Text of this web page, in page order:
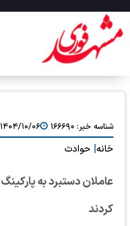
شناسه خبر: ۱۶۶۶۹۰ ۱۴۰۴/۱۰/۰۶ ۱۱:۰۰:۳۰
خانه حوادث
کردند